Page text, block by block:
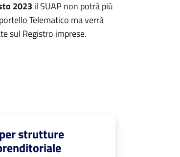
2023 il SUAP non potrà più
Telematico ma verrà
sul Registro imprese.
strutture